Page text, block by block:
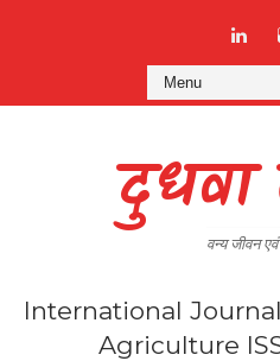
दुधवा
वन्य जीवन एवं
International
Agriculture